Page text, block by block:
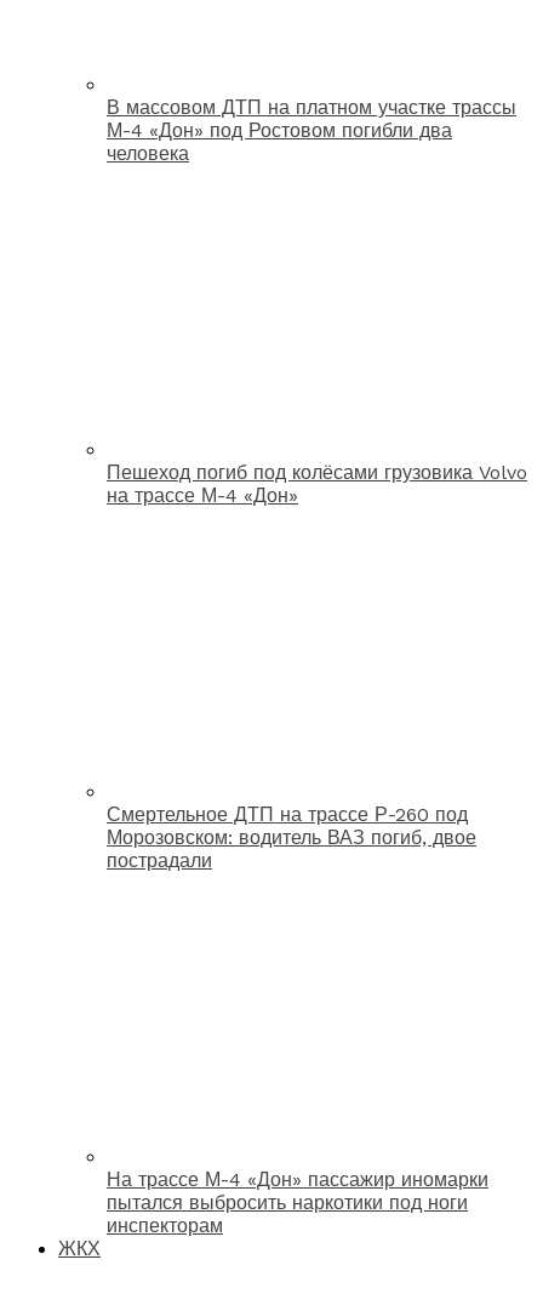
В массовом ДТП на платном участке трассы
М-4 «Дон» под Ростовом погибли два
человека
Пешеход погиб под колёсами грузовика Volvo
на трассе М-4 «Дон»
Смертельное ДТП на трассе Р-260 под
Морозовском: водитель ВАЗ погиб, двое
пострадали
На трассе М-4 «Дон» пассажир иномарки
пытался выбросить наркотики под ноги
инспекторам
ЖКХ